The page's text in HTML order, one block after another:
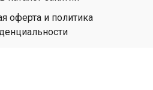
оферта и политика